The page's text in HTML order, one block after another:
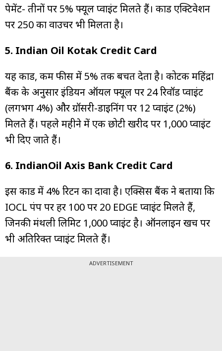
पेमेंट- तीनों पर 5% फ्यूल प्वाइंट मिलते हैं। कार्ड एक्टिवेशन
पर ₹250 का वाउचर भी मिलता है।
5. Indian Oil Kotak Credit Card
यह कार्ड, कम फीस में 5% तक बचत देता है। कोटक महिंद्रा
बैंक के अनुसार इंडियन ऑयल फ्यूल पर 24 रिवॉर्ड प्वाइंट
(लगभग 4%) और ग्रॉसरी-डाइनिंग पर 12 प्वाइंट (2%)
मिलते हैं। पहले महीने में एक छोटी खरीद पर 1,000 प्वाइंट
भी दिए जाते हैं।
6. IndianOil Axis Bank Credit Card
इस कार्ड में 4% रिटर्न का दावा है। एक्सिस बैंक ने बताया कि
IOCL पंप पर हर ₹100 पर 20 EDGE प्वाइंट मिलते हैं,
जिनकी मंथली लिमिट 1,000 प्वाइंट है। ऑनलाइन खर्च पर
भी अतिरिक्त प्वाइंट मिलते हैं।
ADVERTISEMENT